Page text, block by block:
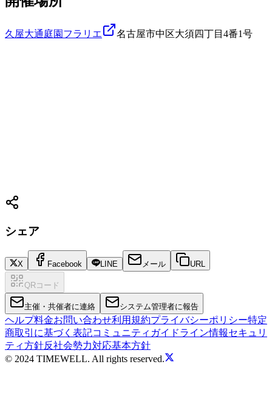
久屋大通庭園フラリエ 名古屋市中区大須四丁目4番1号
シェア
X Facebook LINE メール URL
QRコード
主催・共催者に連絡 システム管理者に報告
ヘルプ料金お問い合わせ利用規約プライバシーポリシー特定
商取引に基づく表記コミュニティガイドライン情報セキュリ
ティ方針反社会勢力対応基本方針
© 2024 TIMEWELL. All rights reserved.